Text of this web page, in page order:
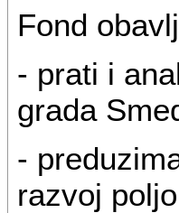
Fond
- prati i
grada
-
razvoj